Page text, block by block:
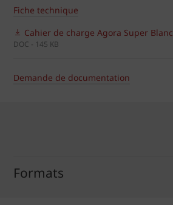
Fiche technique
Cahier de charge Agora Super Blanc
DOC - 145 KB
Demande de documentation
Formats